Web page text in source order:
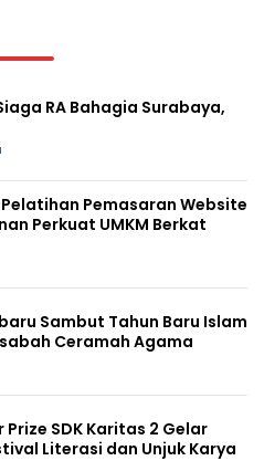
RA Bahagia Surabaya,
Pemasaran Website
Perkuat UMKM Berkat
Sambut Tahun Baru Islam
Ceramah Agama
SDK Karitas 2 Gelar
Literasi dan Unjuk Karya